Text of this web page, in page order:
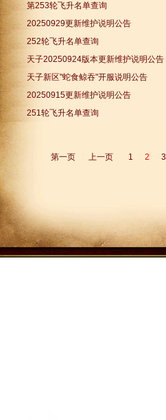
第253轮飞升名单查询
20250929更新维护说明公告
252轮飞升名单查询
天子20250924版本更新维护说明公告
天子新区"蛇食鲸吞"开服说明公告
20250915更新维护说明公告
251轮飞升名单查询
第一页 上一页 1 2 3